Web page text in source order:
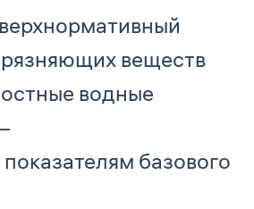
веществ
водные
показателям базового